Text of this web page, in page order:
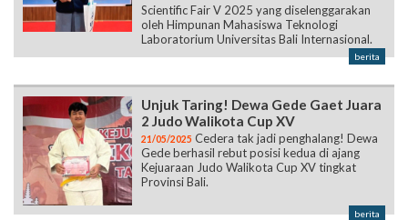
Scientific Fair V 2025 yang diselenggarakan
oleh Himpunan Mahasiswa Teknologi
Laboratorium Universitas Bali Internasional.
berita
Unjuk Taring! Dewa Gede Gaet Juara
2 Judo Walikota Cup XV
21/05/2025 Cedera tak jadi penghalang! Dewa
Gede berhasil rebut posisi kedua di ajang
Kejuaraan Judo Walikota Cup XV tingkat
Provinsi Bali.
berita